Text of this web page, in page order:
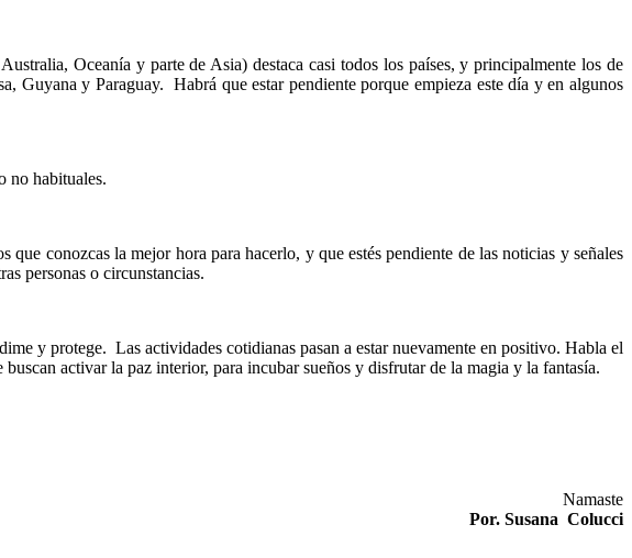
Oceanía y parte de Asia) destaca casi todos los países, y principalmente los de
Guyana y Paraguay. Habrá que estar pendiente porque empieza este día y en algunos
no habituales.
conozcas la mejor hora para hacerlo, y que estés pendiente de las noticias y señales
personas o circunstancias.
y protege. Las actividades cotidianas pasan a estar nuevamente en positivo. Habla el
activar la paz interior, para incubar sueños y disfrutar de la magia y la fantasía.
Namaste
Por. Susana Colucci